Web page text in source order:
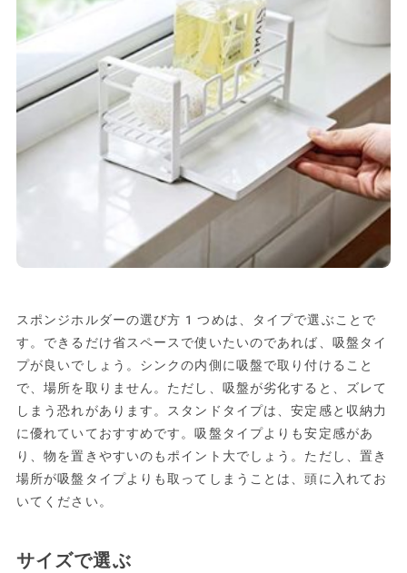
スポンジホルダーの選び方1つめは、タイプで選ぶことで
す。できるだけ省スペースで使いたいのであれば、吸盤タイ
プが良いでしょう。シンクの内側に吸盤で取り付けること
で、場所を取りません。ただし、吸盤が劣化すると、ズレて
しまう恐れがあります。スタンドタイプは、安定感と収納力
に優れていておすすめです。吸盤タイプよりも安定感があ
り、物を置きやすいのもポイント大でしょう。ただし、置き
場所が吸盤タイプよりも取ってしまうことは、頭に入れてお
いてください。
サイズで選ぶ